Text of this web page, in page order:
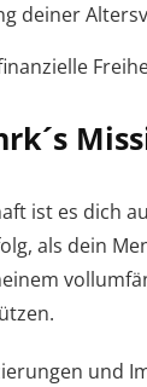
deiner
ist es dich
als dein
und